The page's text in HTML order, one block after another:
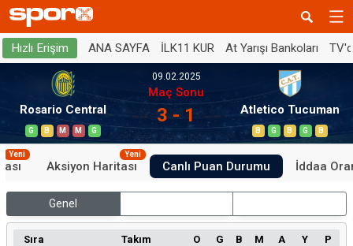
Hızlı Erişim ANA SAYFA İLK11 KUR At Yarışı Bankoları
Rosario Central
G B M M G
09.02.2025
Maç Sonu
3 - 1 Atletico Tucuman
B G B G B
Yeni
Aksiyon Haritası
Yeni
Canlı Puan Durumu İddaa
Genel
Sıra Takım O G B M A Y
P